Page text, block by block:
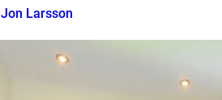
Jon Larsson